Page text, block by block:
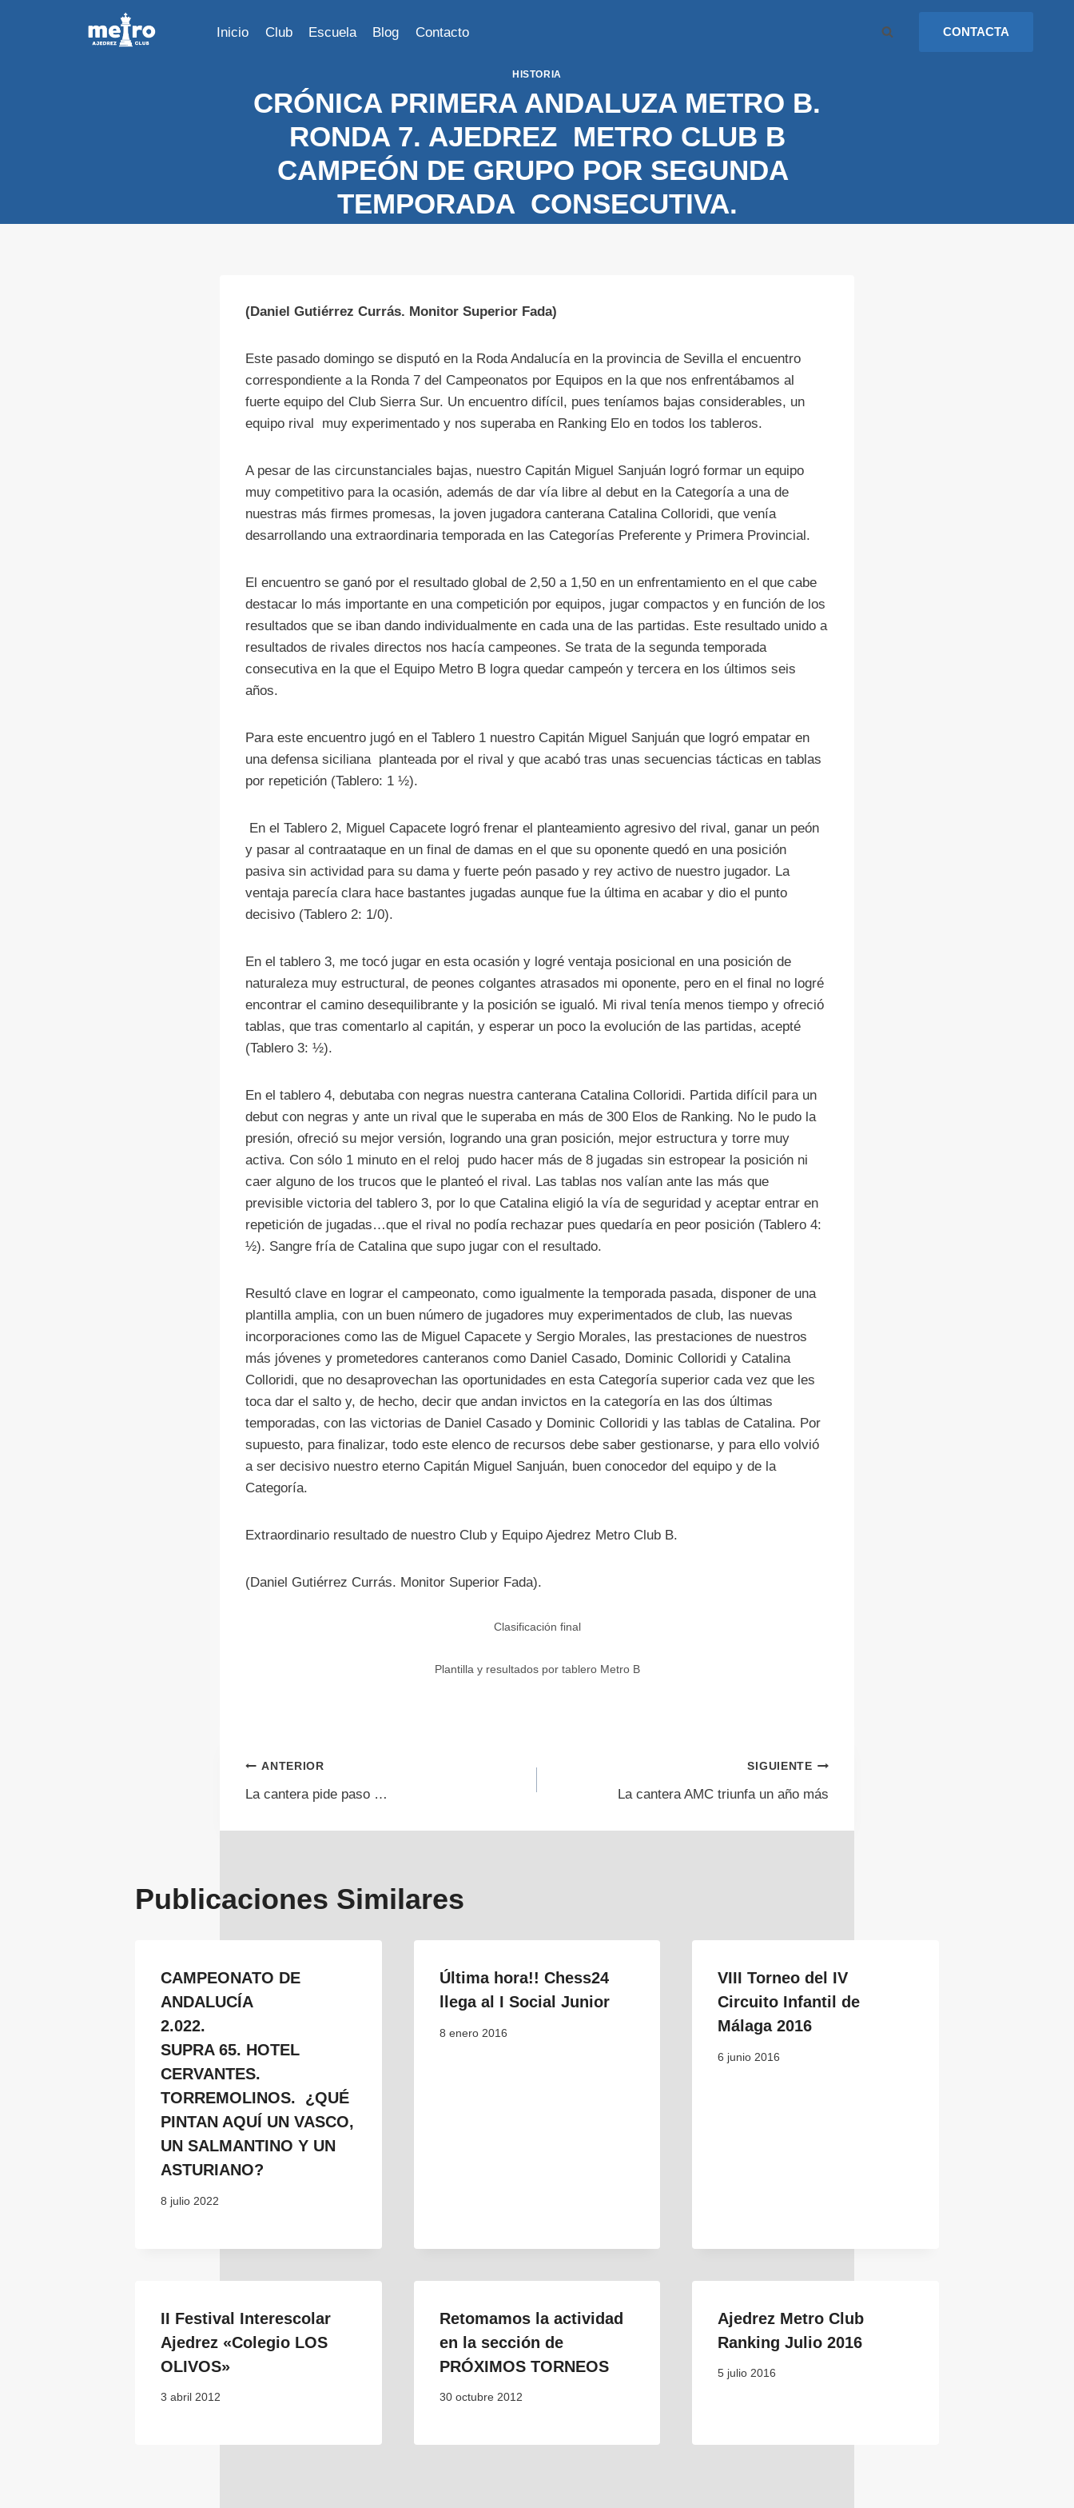
Inicio Club Escuela Blog Contacto CONTACTA
HISTORIA
CRÓNICA PRIMERA ANDALUZA METRO B.
RONDA 7. AJEDREZ METRO CLUB B
CAMPEÓN DE GRUPO POR SEGUNDA
TEMPORADA CONSECUTIVA.
(Daniel Gutiérrez Currás. Monitor Superior Fada)
Este pasado domingo se disputó en la Roda Andalucía en la provincia de Sevilla el encuentro
correspondiente a la Ronda 7 del Campeonatos por Equipos en la que nos enfrentábamos al
fuerte equipo del Club Sierra Sur. Un encuentro difícil, pues teníamos bajas considerables, un
equipo rival muy experimentado y nos superaba en Ranking Elo en todos los tableros.
A pesar de las circunstanciales bajas, nuestro Capitán Miguel Sanjuán logró formar un equipo
muy competitivo para la ocasión, además de dar vía libre al debut en la Categoría a una de
nuestras más firmes promesas, la joven jugadora canterana Catalina Colloridi, que venía
desarrollando una extraordinaria temporada en las Categorías Preferente y Primera Provincial.
El encuentro se ganó por el resultado global de 2,50 a 1,50 en un enfrentamiento en el que cabe
destacar lo más importante en una competición por equipos, jugar compactos y en función de los
resultados que se iban dando individualmente en cada una de las partidas. Este resultado unido a
resultados de rivales directos nos hacía campeones. Se trata de la segunda temporada
consecutiva en la que el Equipo Metro B logra quedar campeón y tercera en los últimos seis
años.
Para este encuentro jugó en el Tablero 1 nuestro Capitán Miguel Sanjuán que logró empatar en
una defensa siciliana planteada por el rival y que acabó tras unas secuencias tácticas en tablas
por repetición (Tablero: 1 ½).
En el Tablero 2, Miguel Capacete logró frenar el planteamiento agresivo del rival, ganar un peón
y pasar al contraataque en un final de damas en el que su oponente quedó en una posición
pasiva sin actividad para su dama y fuerte peón pasado y rey activo de nuestro jugador. La
ventaja parecía clara hace bastantes jugadas aunque fue la última en acabar y dio el punto
decisivo (Tablero 2: 1/0).
En el tablero 3, me tocó jugar en esta ocasión y logré ventaja posicional en una posición de
naturaleza muy estructural, de peones colgantes atrasados mi oponente, pero en el final no logré
encontrar el camino desequilibrante y la posición se igualó. Mi rival tenía menos tiempo y ofreció
tablas, que tras comentarlo al capitán, y esperar un poco la evolución de las partidas, acepté
(Tablero 3: ½).
En el tablero 4, debutaba con negras nuestra canterana Catalina Colloridi. Partida difícil para un
debut con negras y ante un rival que le superaba en más de 300 Elos de Ranking. No le pudo la
presión, ofreció su mejor versión, logrando una gran posición, mejor estructura y torre muy
activa. Con sólo 1 minuto en el reloj pudo hacer más de 8 jugadas sin estropear la posición ni
caer alguno de los trucos que le planteó el rival. Las tablas nos valían ante las más que
previsible victoria del tablero 3, por lo que Catalina eligió la vía de seguridad y aceptar entrar en
repetición de jugadas…que el rival no podía rechazar pues quedaría en peor posición (Tablero 4:
½). Sangre fría de Catalina que supo jugar con el resultado.
Resultó clave en lograr el campeonato, como igualmente la temporada pasada, disponer de una
plantilla amplia, con un buen número de jugadores muy experimentados de club, las nuevas
incorporaciones como las de Miguel Capacete y Sergio Morales, las prestaciones de nuestros
más jóvenes y prometedores canteranos como Daniel Casado, Dominic Colloridi y Catalina
Colloridi, que no desaprovechan las oportunidades en esta Categoría superior cada vez que les
toca dar el salto y, de hecho, decir que andan invictos en la categoría en las dos últimas
temporadas, con las victorias de Daniel Casado y Dominic Colloridi y las tablas de Catalina. Por
supuesto, para finalizar, todo este elenco de recursos debe saber gestionarse, y para ello volvió
a ser decisivo nuestro eterno Capitán Miguel Sanjuán, buen conocedor del equipo y de la
Categoría.
Extraordinario resultado de nuestro Club y Equipo Ajedrez Metro Club B.
(Daniel Gutiérrez Currás. Monitor Superior Fada).
Clasificación final
Plantilla y resultados por tablero Metro B
Navegación
ANTERIOR
La cantera pide paso …
SIGUIENTE
La cantera AMC triunfa un año más
Publicaciones Similares
CAMPEONATO DE
ANDALUCÍA
2.022.
SUPRA 65. HOTEL
CERVANTES.
TORREMOLINOS. ¿QUÉ
PINTAN AQUÍ UN VASCO,
UN SALMANTINO Y UN
ASTURIANO?
8 julio 2022
Última hora!! Chess24
llega al I Social Junior
8 enero 2016
VIII Torneo del IV
Circuito Infantil de
Málaga 2016
6 junio 2016
II Festival Interescolar
Ajedrez «Colegio LOS
OLIVOS»
3 abril 2012
Retomamos la actividad
en la sección de
PRÓXIMOS TORNEOS
30 octubre 2012
Ajedrez Metro Club
Ranking Julio 2016
5 julio 2016